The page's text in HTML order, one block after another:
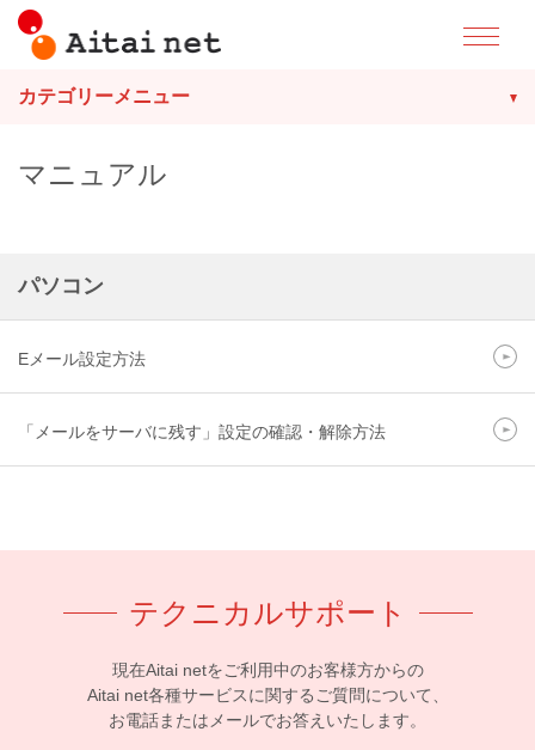
カテゴリーメニュー
マニュアル
パソコン
Eメール設定方法
「メールをサーバに残す」設定の確認・解除方法
テクニカルサポート
現在Aitai netをご利用中のお客様方からの
Aitai net各種サービスに関するご質問について、
お電話またはメールでお答えいたします。